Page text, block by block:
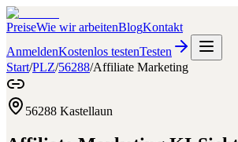
PreiseWie wir arbeitenBlogKontakt
AnmeldenKostenlos testenTesten
Start/PLZ/56288/Affiliate Marketing
56288 Kastellaun